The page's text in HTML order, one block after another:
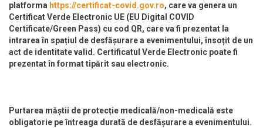
platforma https://certificat-covid.gov.ro, care va genera un
Certificat Verde Electronic UE (EU Digital COVID
Certificate/Green Pass) cu cod QR, care va fi prezentat la
intrarea în spațiul de desfășurare a evenimentului, însoțit de un
act de identitate valid. Certificatul Verde Electronic poate fi
prezentat în format tipărit sau electronic.
Purtarea măștii de protecție medicală/non-medicală este
obligatorie pe întreaga durată de desfășurare a evenimentului.